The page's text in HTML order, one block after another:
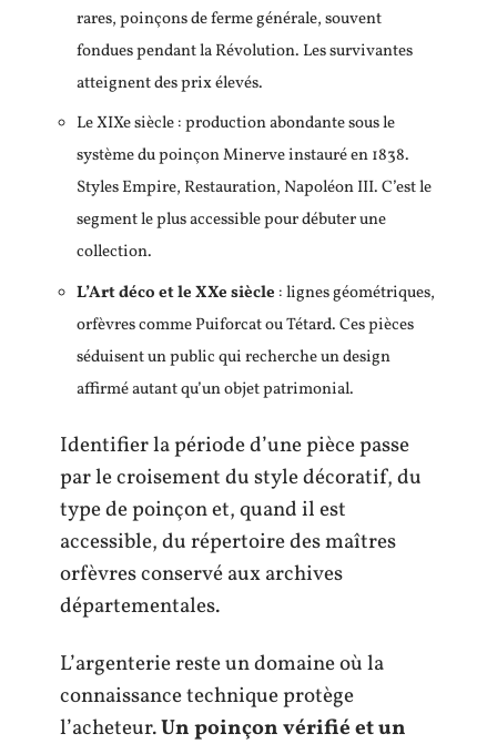
rares, poinçons de ferme générale, souvent
fondues pendant la Révolution. Les survivantes
atteignent des prix élevés.
Le XIXe siècle : production abondante sous le
système du poinçon Minerve instauré en 1838.
Styles Empire, Restauration, Napoléon III. C’est le
segment le plus accessible pour débuter une
collection.
L’Art déco et le XXe siècle : lignes géométriques,
orfèvres comme Puiforcat ou Tétard. Ces pièces
séduisent un public qui recherche un design
affirmé autant qu’un objet patrimonial.
Identifier la période d’une pièce passe
par le croisement du style décoratif, du
type de poinçon et, quand il est
accessible, du répertoire des maîtres
orfèvres conservé aux archives
départementales.
L’argenterie reste un domaine où la
connaissance technique protège
l’acheteur.Un poinçon vérifié et un